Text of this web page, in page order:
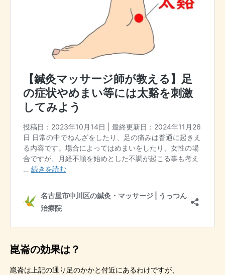
崑崙の効果は？
崑崙は上記の通り足のかかと付近にあるわけですが、